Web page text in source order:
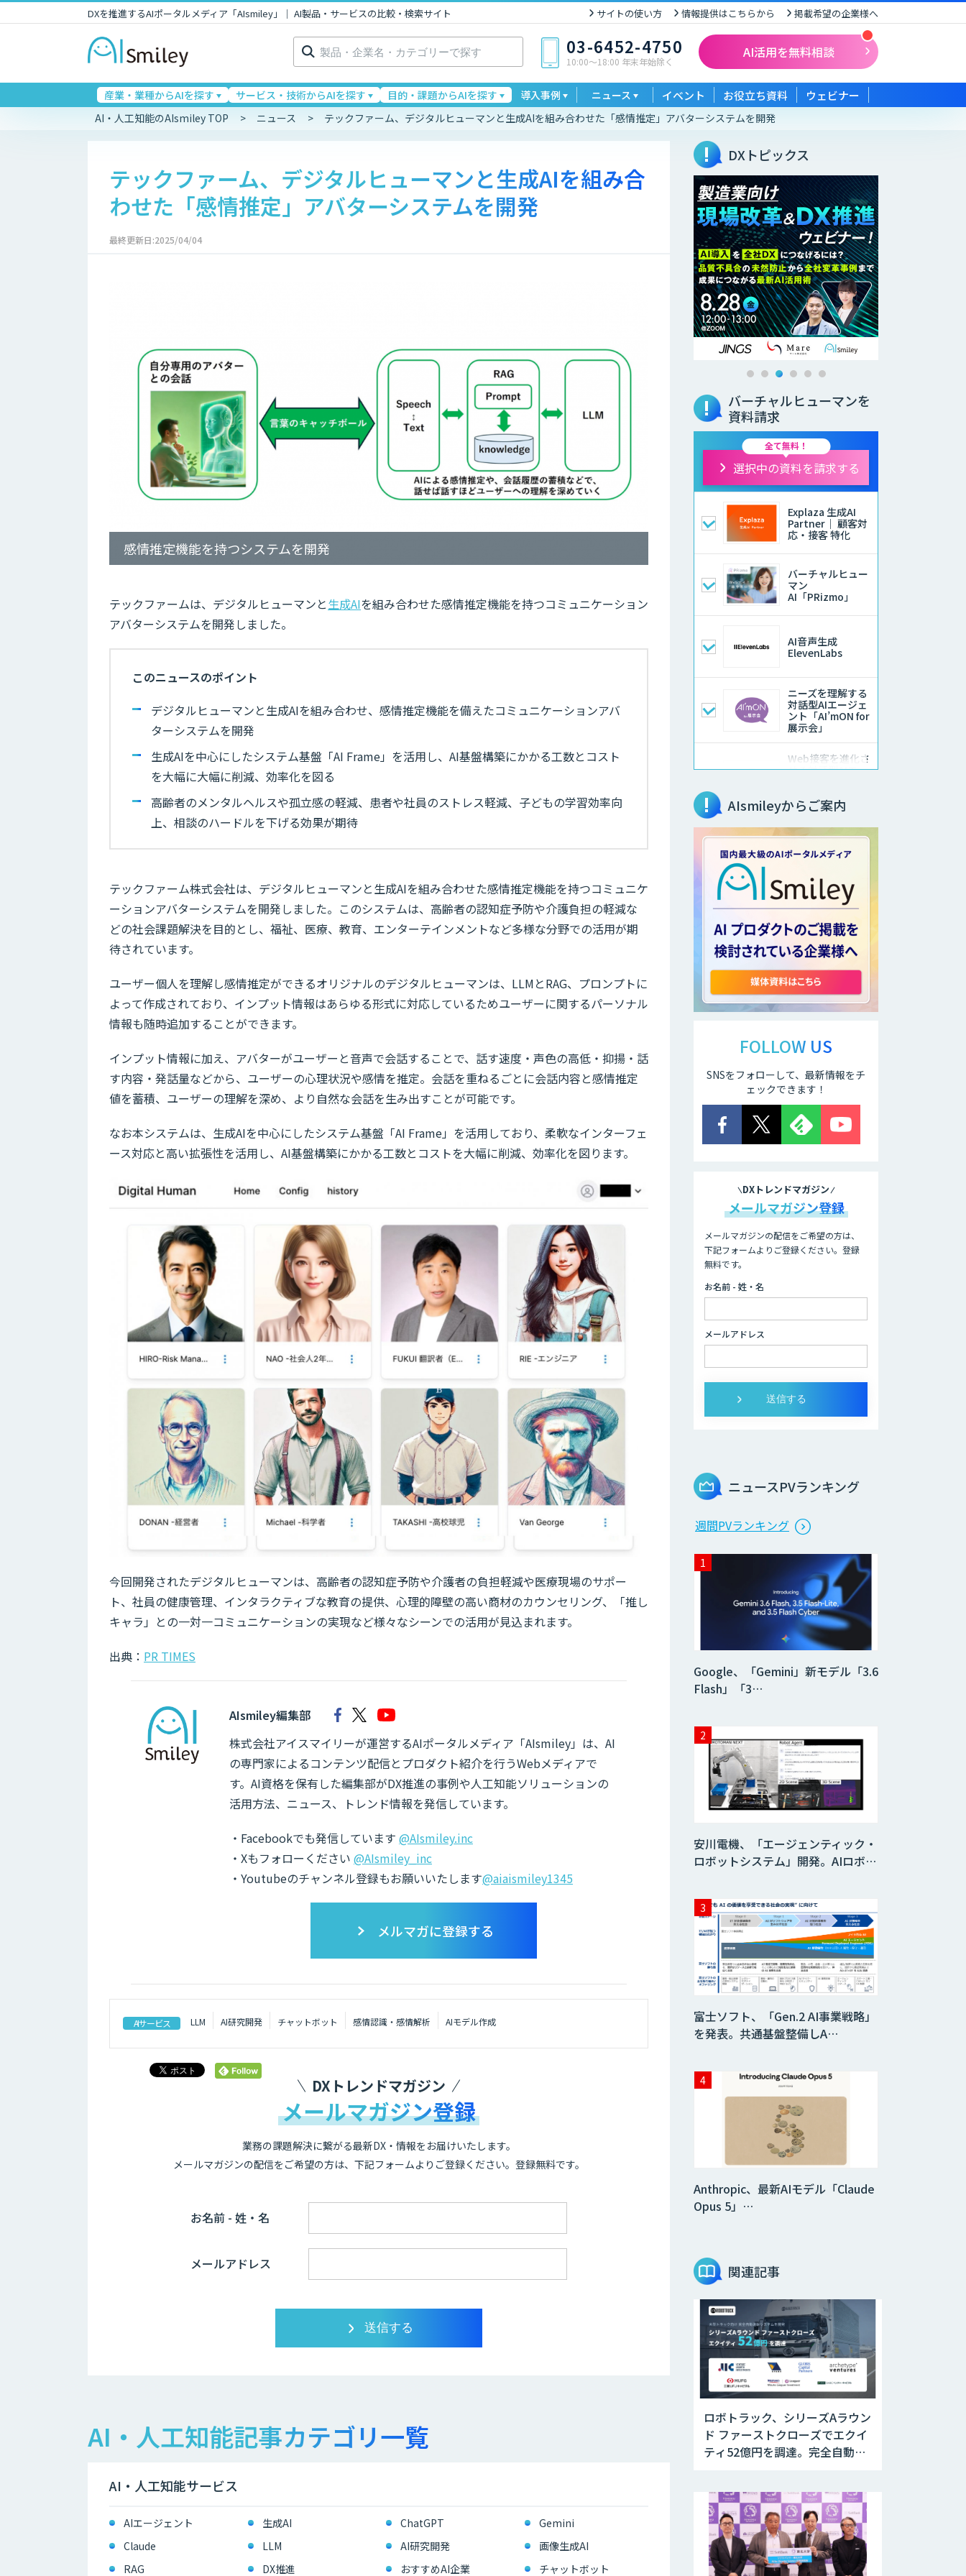
DXを推進するAIポータルメディア「AIsmiley」｜ AI製品・サービスの比較・検索サイト サイトの使い方 情報提供はこちらから 掲載希望の企業様へ
検
索: 03-6452-4750
10:00〜18:00 年末年始除く
AI活用を無料相談
産業・業種からAIを探す サービス・技術からAIを探す 目的・課題からAIを探す 導入事例 ニュース イベント お役立ち資料 ウェビナー
AI・人工知能のAIsmiley TOP ニュース テックファーム、デジタルヒューマンと生成AIを組み合わせた「感情推定」アバターシステムを開発
テックファーム、デジタルヒューマンと生成AIを組み合
わせた「感情推定」アバターシステムを開発
最終更新日:2025/04/04
感情推定機能を持つシステムを開発
テックファームは、デジタルヒューマンと生成AIを組み合わせた感情推定機能を持つコミュニケーション
アバターシステムを開発しました。
このニュースのポイント
デジタルヒューマンと生成AIを組み合わせ、感情推定機能を備えたコミュニケーションアバ
ターシステムを開発
生成AIを中心にしたシステム基盤「AI Frame」を活用し、AI基盤構築にかかる工数とコスト
を大幅に大幅に削減、効率化を図る
高齢者のメンタルヘルスや孤立感の軽減、患者や社員のストレス軽減、子どもの学習効率向
上、相談のハードルを下げる効果が期待
テックファーム株式会社は、デジタルヒューマンと生成AIを組み合わせた感情推定機能を持つコミュニケ
ーションアバターシステムを開発しました。このシステムは、高齢者の認知症予防や介護負担の軽減な
どの社会課題解決を目的とし、福祉、医療、教育、エンターテインメントなど多様な分野での活用が期
待されています。
ユーザー個人を理解し感情推定ができるオリジナルのデジタルヒューマンは、LLMとRAG、プロンプトに
よって作成されており、インプット情報はあらゆる形式に対応しているためユーザーに関するパーソナル
情報も随時追加することができます。
インプット情報に加え、アバターがユーザーと音声で会話することで、話す速度・声色の高低・抑揚・話
す内容・発話量などから、ユーザーの心理状況や感情を推定。会話を重ねるごとに会話内容と感情推定
値を蓄積、ユーザーの理解を深め、より自然な会話を生み出すことが可能です。
なお本システムは、生成AIを中心にしたシステム基盤「AI Frame」を活用しており、柔軟なインターフェ
ース対応と高い拡張性を活用し、AI基盤構築にかかる工数とコストを大幅に削減、効率化を図ります。
今回開発されたデジタルヒューマンは、高齢者の認知症予防や介護者の負担軽減や医療現場のサポー
ト、社員の健康管理、インタラクティブな教育の提供、心理的障壁の高い商材のカウンセリング、「推し
キャラ」との一対一コミュニケーションの実現など様々なシーンでの活用が見込まれます。
出典： PR TIMES
AIsmiley編集部
株式会社アイスマイリーが運営するAIポータルメディア「AIsmiley」は、AI
の専門家によるコンテンツ配信とプロダクト紹介を行うWebメディアで
す。AI資格を保有した編集部がDX推進の事例や人工知能ソリューションの
活用方法、ニュース、トレンド情報を発信しています。
・Facebookでも発信しています @AIsmiley.inc
・Xもフォローください @AIsmiley_inc
・Youtubeのチャンネル登録もお願いいたします@aiaismiley1345
メルマガに登録する
AIサービス LLM AI研究開発 チャットボット 感情認識・感情解析 AIモデル作成
DXトレンドマガジン
メールマガジン登録
業務の課題解決に繋がる最新DX・情報をお届けいたします。
メールマガジンの配信をご希望の方は、下記フォームよりご登録ください。登録無料です。
お名前 - 姓・名
メールアドレス
AI・人工知能記事カテゴリ一覧
AI・人工知能サービス
AIエージェント 生成AI ChatGPT
Gemini
Claude
LLM AI研究開発
画像生成AI
RAG
DX推進 おすすめAI企業 チャットボット
DXトピックス
バーチャルヒューマンを
資料請求
全て無料！
選択中の資料を請求する
Explaza 生成AI
Partner｜ 顧客対
応・接客 特化
バーチャルヒュー
マン
AI「PRizmo」
AI音声生成
ElevenLabs
ニーズを理解する
対話型AIエージェ
ント「AI’mON for
展示会」
Web接客を進化さ
せる対話型AIエー
WEB」
対話型AI×データ
分析で顧客接点を
革新する
TIGEREYE AGENT
SELFBOT AIアバ
ター
デジタルヒューマ
ン
AIsmileyからご案内
FOLLOW US
SNSをフォローして、最新情報をチ
ェックできます！
DXトレンドマガジン
メールマガジン登録
メールマガジンの配信をご希望の方は、
下記フォームよりご登録ください。登録
無料です。
お名前 - 姓・名
メールアドレス
ニュースPVランキング
週間PVランキング
Google、「Gemini」新モデル「3.6
Flash」「3…
安川電機、「エージェンティック・
ロボットシステム」開発。AIロボ…
富士ソフト、「Gen.2 AI事業戦略」
を発表。共通基盤整備しA…
Anthropic、最新AIモデル「Claude
Opus 5」…
関連記事
ロボトラック、シリーズAラウン
ド ファーストクローズでエクイ
ティ52億円を調達。完全自動運